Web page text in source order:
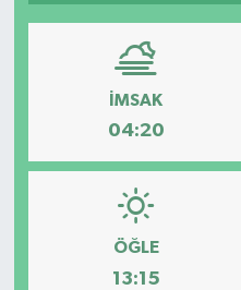
İMSAK
04:20
ÖĞLE
13:15
İletişim